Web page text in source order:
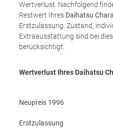
Wertverlust. Nachfolgend
Restwert Ihres Daihatsu
Erstzulassung. Zustand,
Extraausstattung sind bei
berücksichtigt.
Wertverlust Ihres Daihatsu
Neupreis 1996
Erstzulassung